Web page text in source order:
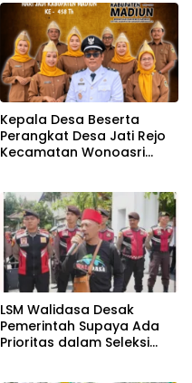
Kepala Desa Beserta
Perangkat Desa Jati Rejo
Kecamatan Wonoasri
Madiun Ke – 458 Th
LSM Walidasa Desak
Pemerintah Supaya Ada
Prioritas dalam Seleksi